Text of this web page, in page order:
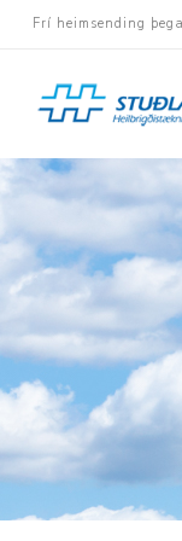
Frí heimsending